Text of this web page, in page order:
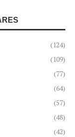
(124)
(109)
(77)
(64)
(57)
(48)
(42)